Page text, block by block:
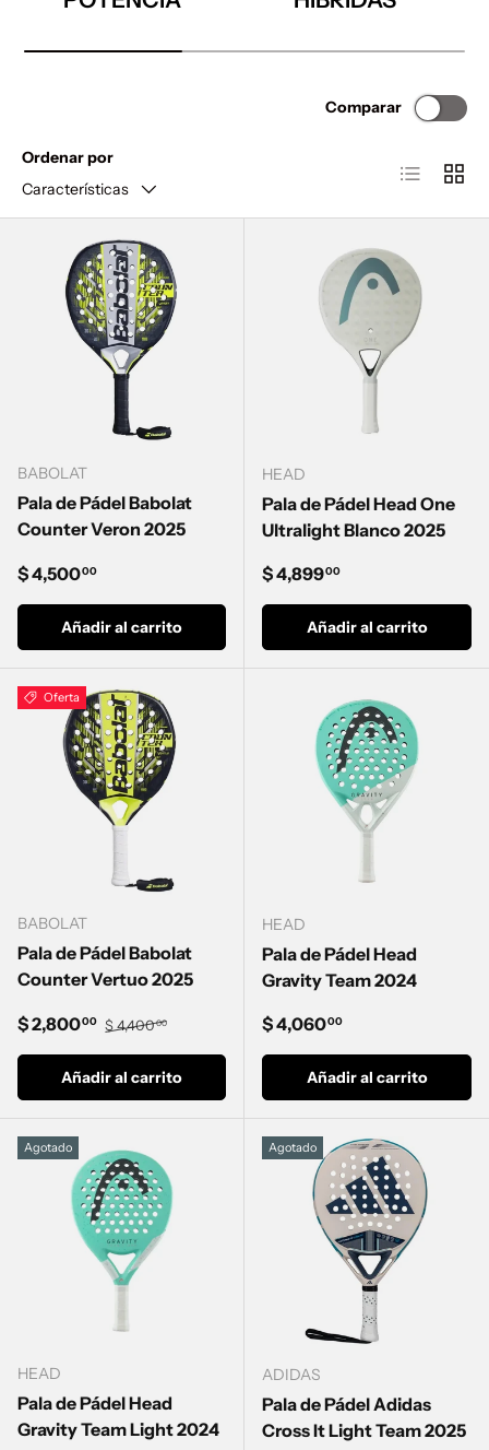
Ordenar por
Características
Comparar
Lista
BABOLAT
Pala de Pádel Babolat
Counter Veron 2025
Precio normal
$ 4,50000
Añadir al carrito
HEAD
Pala de Pádel Head One
Ultralight Blanco 2025
Precio normal
$ 4,89900
Añadir al carrito
Oferta
BABOLAT
Pala de Pádel Babolat
Counter Vertuo 2025
Precio de venta
$ 2,80000 Precio normal
$ 4,40000
Añadir al carrito
HEAD
Pala de Pádel Head
Gravity Team 2024
Precio normal
$ 4,06000
Añadir al carrito
Agotado
HEAD
Pala de Pádel Head
Gravity Team Light 2024
Agotado
ADIDAS
Pala de Pádel Adidas
Cross It Light Team 2025